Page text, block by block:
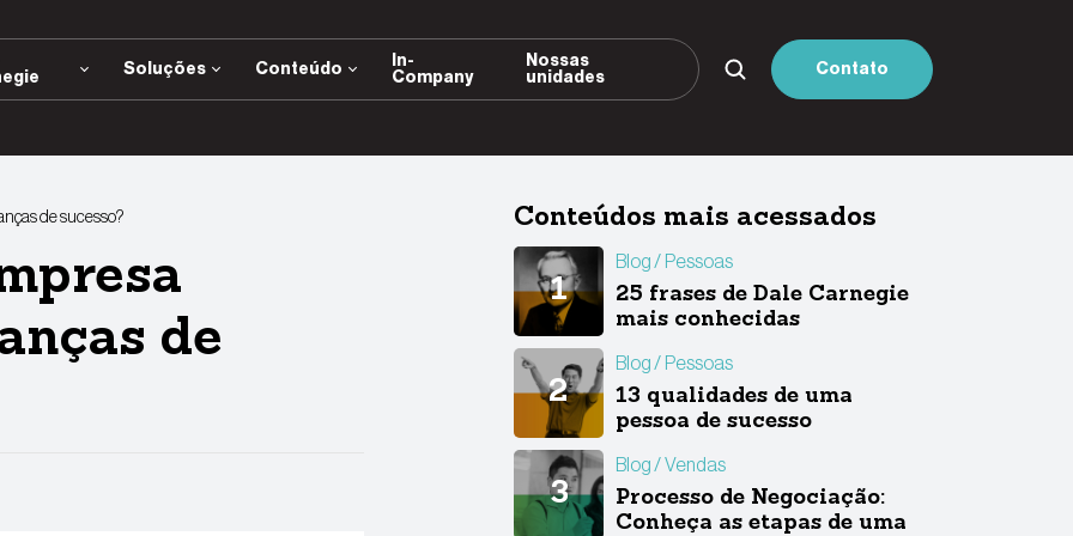
Soluções Conteúdo
In-
Company
Nossas
unidades
Contato
de sucesso?
de
Conteúdos mais acessados
Blog Pessoas
25 frases de Dale Carnegie
mais conhecidas
Blog Pessoas
13 qualidades de uma
pessoa de sucesso
Blog Vendas
Processo de Negociação:
Conheça as etapas de uma